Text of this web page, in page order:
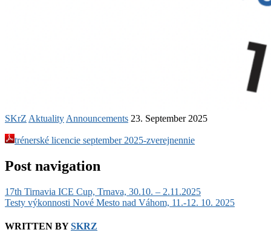
SKrZ Aktuality Announcements 23. September 2025
trénerské licencie september 2025-zverejnennie
Post navigation
17th Tirnavia ICE Cup, Trnava, 30.10. – 2.11.2025
Testy výkonnosti Nové Mesto nad Váhom, 11.-12. 10. 2025
WRITTEN BYSKRZ